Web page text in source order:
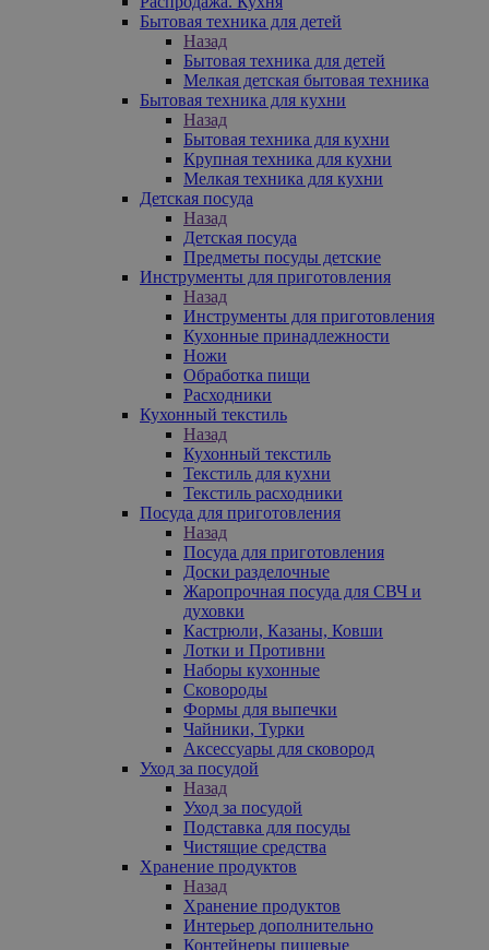
Бытовая техника для детей
Назад
Бытовая техника для детей
Мелкая детская бытовая техника
Бытовая техника для кухни
Назад
Бытовая техника для кухни
Крупная техника для кухни
Мелкая техника для кухни
Детская посуда
Назад
Детская посуда
Предметы посуды детские
Инструменты для приготовления
Назад
Инструменты для приготовления
Кухонные принадлежности
Ножи
Обработка пищи
Расходники
Кухонный текстиль
Назад
Кухонный текстиль
Текстиль для кухни
Текстиль расходники
Посуда для приготовления
Назад
Посуда для приготовления
Доски разделочные
Жаропрочная посуда для СВЧ и
духовки
Кастрюли, Казаны, Ковши
Лотки и Противни
Наборы кухонные
Сковороды
Формы для выпечки
Чайники, Турки
Аксессуары для сковород
Уход за посудой
Назад
Уход за посудой
Подставка для посуды
Чистящие средства
Хранение продуктов
Назад
Хранение продуктов
Интерьер дополнительно
Контейнеры пищевые